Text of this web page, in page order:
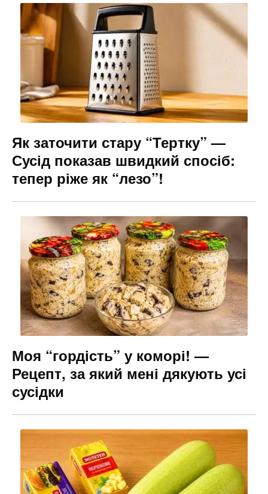
Як заточити стару “Тертку” —
Сусід показав швидкий спосіб:
тепер ріже як “лезо”!
Моя “гордість” у коморі! —
Рецепт, за який мені дякують усі
сусідки